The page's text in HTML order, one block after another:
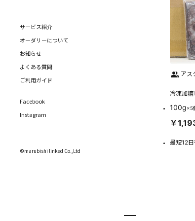
サービス紹介
オーダリーについて
お知らせ
よくある質問
ご利用ガイド
Facebook
Instagram
©marubishi linked Co.,Ltd
アス
冷凍加糖
100g×5
￥
最短12